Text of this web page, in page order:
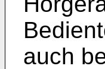
auch